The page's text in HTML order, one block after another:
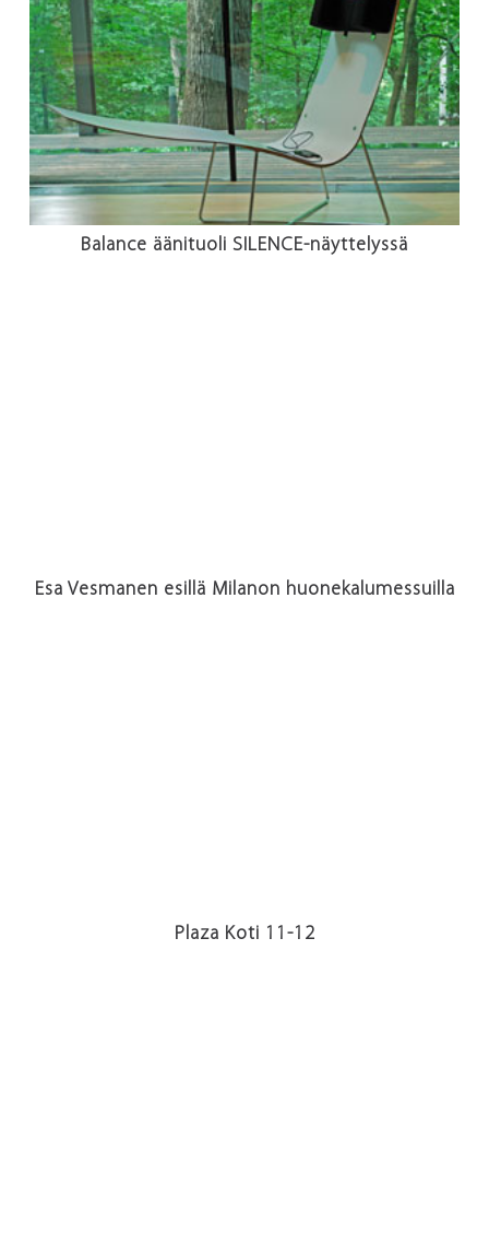
Balance äänituoli SILENCE-näyttelyssä
Esa Vesmanen esillä Milanon huonekalumessuilla
Plaza Koti 11-12